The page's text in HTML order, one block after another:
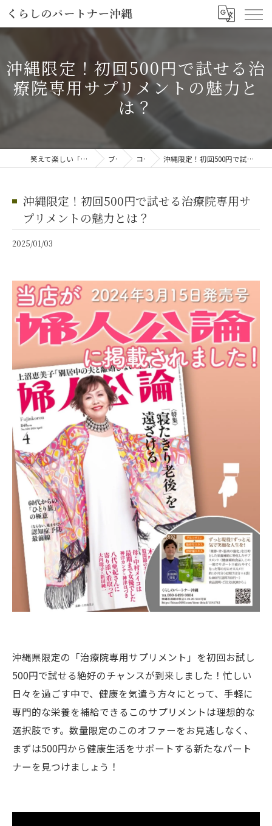
沖縄限定！初回500円で試せる治
療院専用サプリメントの魅力と
は？
笑えて楽しい「笑える介護予防体操教室」 ブログ コラム 沖縄限定！初回500円で試せる治療院専用サプリメントの魅力とは？
沖縄限定！初回500円で試せる治療院専用サ
プリメントの魅力とは？
2025/01/03
沖縄県限定の「治療院専用サプリメント」を初回お試し
500円で試せる絶好のチャンスが到来しました！忙しい
日々を過ごす中で、健康を気遣う方々にとって、手軽に
専門的な栄養を補給できるこのサプリメントは理想的な
選択肢です。数量限定のこのオファーをお見逃しなく、
まずは500円から健康生活をサポートする新たなパート
ナーを見つけましょう！